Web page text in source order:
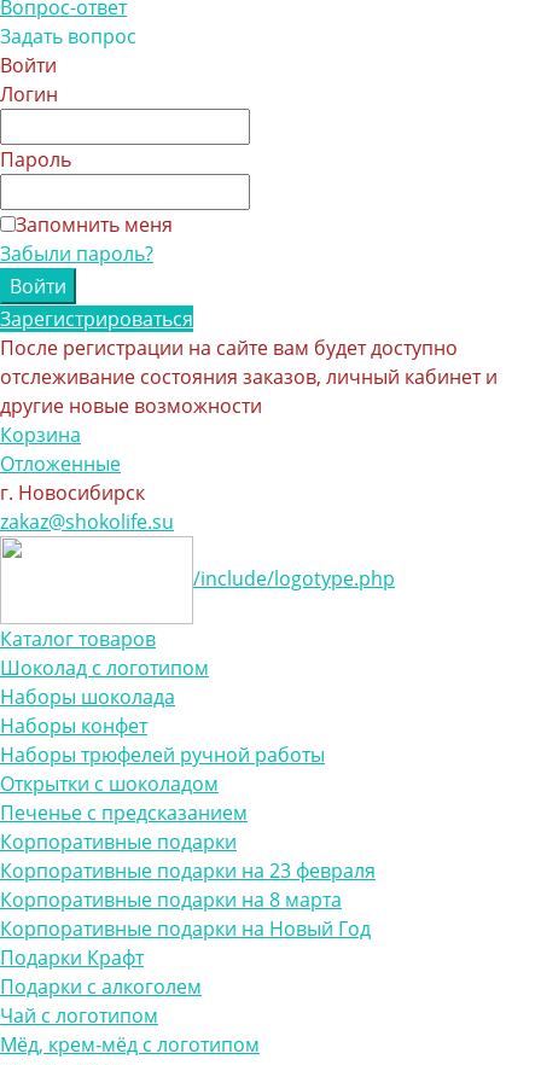
Вопрос-ответ
Задать вопрос
Войти
Логин
Пароль
Запомнить меня
Забыли пароль?
Зарегистрироваться
После регистрации на сайте вам будет доступно
отслеживание состояния заказов, личный кабинет и
другие новые возможности
Корзина
Отложенные
г. Новосибирск
zakaz@shokolife.su
/include/logotype.php
Каталог товаров
Шоколад с логотипом
Наборы шоколада
Наборы конфет
Наборы трюфелей ручной работы
Открытки с шоколадом
Печенье с предсказанием
Корпоративные подарки
Корпоративные подарки на 23 февраля
Корпоративные подарки на 8 марта
Корпоративные подарки на Новый Год
Подарки Крафт
Подарки с алкоголем
Чай с логотипом
Мёд, крем-мёд с логотипом